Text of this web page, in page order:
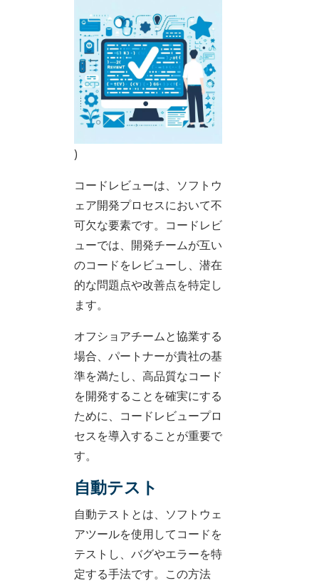
)
コードレビューは、ソフトウ
ェア開発プロセスにおいて不
可欠な要素です。コードレビ
ューでは、開発チームが互い
のコードをレビューし、潜在
的な問題点や改善点を特定し
ます。
オフショアチームと協業する
場合、パートナーが貴社の基
準を満たし、高品質なコード
を開発することを確実にする
ために、コードレビュープロ
セスを導入することが重要で
す。
自動テスト
自動テストとは、ソフトウェ
アツールを使用してコードを
テストし、バグやエラーを特
定する手法です。この方法